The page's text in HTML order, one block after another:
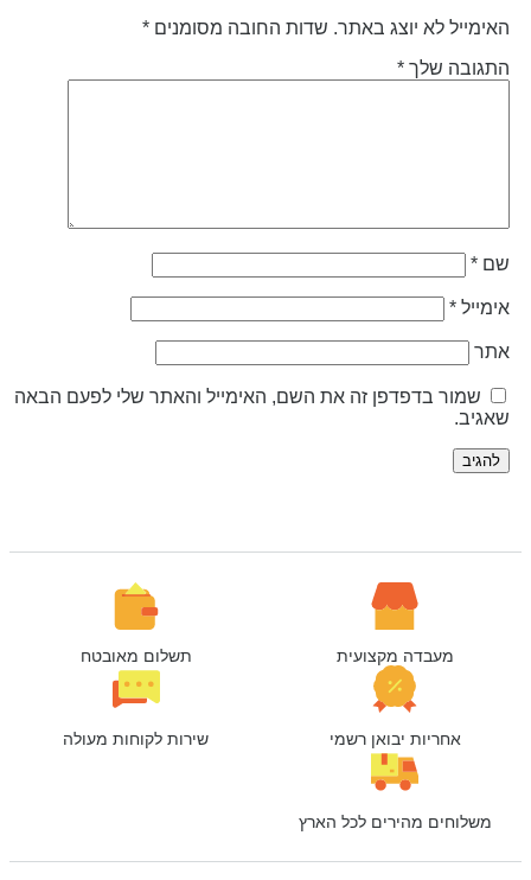
לא יוצג באתר. שדות החובה מסומנים*
שלך*
*
*
שמור בדפדפן זה את השם, האימייל והאתר שלי לפעם הבאה
מעבדה מקצועית תשלום מאובטח
אחריות יבואן רשמי שירות לקוחות מעולה
משלוחים מהירים לכל הארץ